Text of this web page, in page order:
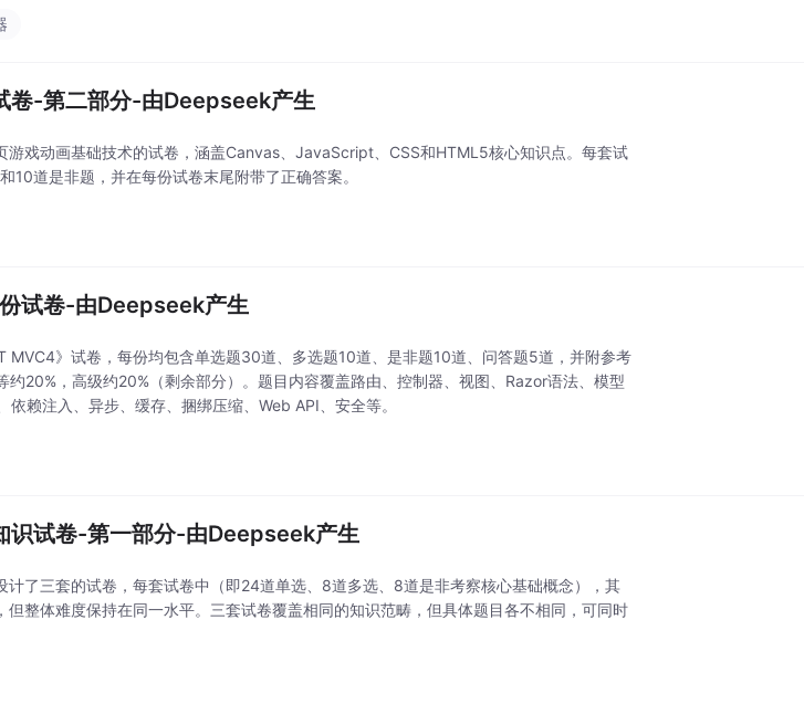
卷-第二部分-由Deepseek产生
游戏动画基础技术的试卷，涵盖Canvas、JavaScript、CSS和HTML5核心知识点。每套试
10道是非题，并在每份试卷末尾附带了正确答案。
试卷-由Deepseek产生
MVC4》试卷，每份均包含单选题30道、多选题10道、是非题10道、问答题5道，并附参考
约20%，高级约20%（剩余部分）。题目内容覆盖路由、控制器、视图、Razor语法、模型
赖注入、异步、缓存、捆绑压缩、Web API、安全等。
识试卷-第一部分-由Deepseek产生
计了三套的试卷，每套试卷中（即24道单选、8道多选、8道是非考察核心基础概念），其
但整体难度保持在同一水平。三套试卷覆盖相同的知识范畴，但具体题目各不相同，可同时